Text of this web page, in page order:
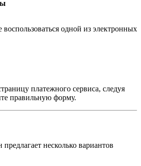
одной из электронных
платежного сервиса, следуя
правильную форму.
несколько вариантов